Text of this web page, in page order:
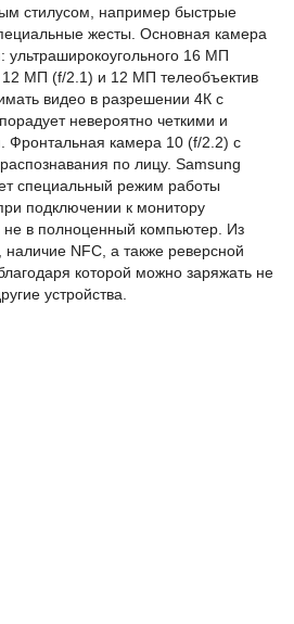
стилусом, например быстрые
жесты. Основная камера
ультраширокоугольного 16 МП
12 МП (f/2.1) и 12 МП телеобъектив
видео в разрешении 4К с
невероятно четкими и
камера 10 (f/2.2) с
по лицу. Samsung
специальный режим работы
подключении к монитору
не в полноценный компьютер. Из
NFC, а также реверсной
которой можно заряжать не
устройства.